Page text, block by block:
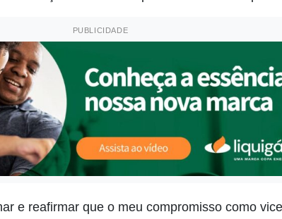
PUBLICIDADE
e reafirmar que o meu compromisso como